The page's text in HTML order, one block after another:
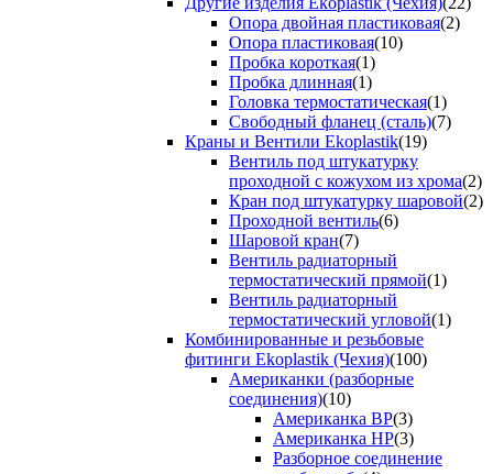
Опора двойная пластиковая(2)
Опора пластиковая(10)
Пробка короткая(1)
Пробка длинная(1)
Головка термостатическая(1)
Свободный фланец (сталь)(7)
Краны и Вентили Ekoplastik(19)
Вентиль под штукатурку
проходной с кожухом из хрома(2)
Кран под штукатурку шаровой(2)
Проходной вентиль(6)
Шаровой кран(7)
Вентиль радиаторный
термостатический прямой(1)
Вентиль радиаторный
термостатический угловой(1)
Комбинированные и резьбовые
фитинги Ekoplastik (Чехия)(100)
Американки (разборные
соединения)(10)
Американка ВР(3)
Американка НР(3)
Разборное соединение